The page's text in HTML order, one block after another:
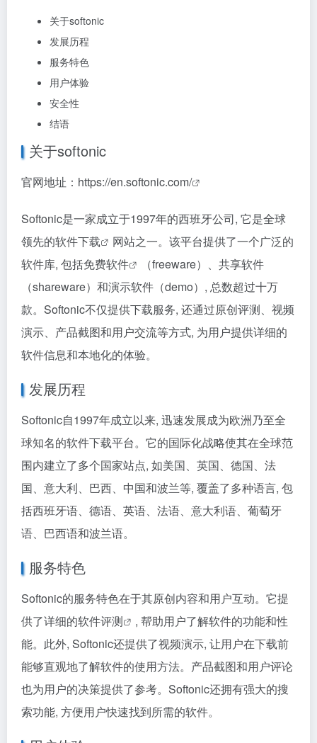
关于softonic
发展历程
服务特色
用户体验
安全性
结语
关于softonic
官网地址： https://en.softonic.com/
Softonic是一家成立于1997年的西班牙公司, 它是全球
领先的软件下载
网站之一。该平台提供了一个广泛的
软件库, 包括免费软件
（freeware）、共享软件
（shareware）和演示软件（demo）, 总数超过十万
款。Softonic不仅提供下载服务, 还通过原创评测、视频
演示、产品截图和用户交流等方式, 为用户提供详细的
软件信息和本地化的体验。
发展历程
Softonic自1997年成立以来, 迅速发展成为欧洲乃至全
球知名的软件下载平台。它的国际化战略使其在全球范
围内建立了多个国家站点, 如美国、英国、德国、法
国、意大利、巴西、中国和波兰等, 覆盖了多种语言, 包
括西班牙语、德语、英语、法语、意大利语、葡萄牙
语、巴西语和波兰语。
服务特色
Softonic的服务特色在于其原创内容和用户互动。它提
供了详细的软件评测
, 帮助用户了解软件的功能和性
能。此外, Softonic还提供了视频演示, 让用户在下载前
能够直观地了解软件的使用方法。产品截图和用户评论
也为用户的决策提供了参考。Softonic还拥有强大的搜
索功能, 方便用户快速找到所需的软件。